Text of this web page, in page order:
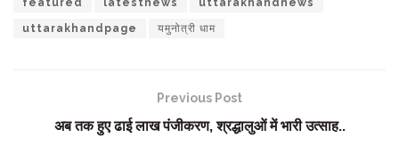
featured latestnews uttarakhandnews
uttarakhandpage यमुनोत्री धाम
Previous Post
अब तक हुए ढाई लाख पंजीकरण, श्रद्धालुओं में भारी उत्साह..